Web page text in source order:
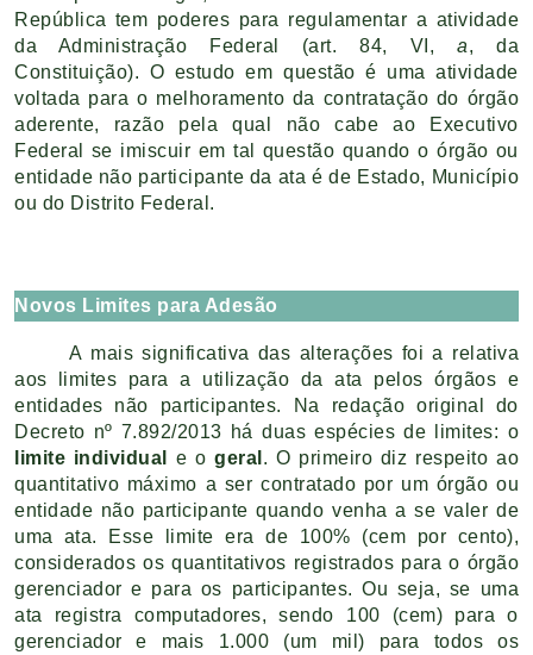
República tem poderes para regulamentar a atividade
da Administração Federal (art. 84, VI,a, da
Constituição). O estudo em questão é uma atividade
voltada para o melhoramento da contratação do órgão
aderente, razão pela qual não cabe ao Executivo
Federal se imiscuir em tal questão quando o órgão ou
entidade não participante da ata é de Estado, Município
ou do Distrito Federal.
Novos Limites para Adesão
A mais significativa das alterações foi a relativa
aos limites para a utilização da ata pelos órgãos e
entidades não participantes. Na redação original do
Decreto nº 7.892/2013 há duas espécies de limites: o
limite individual
e ogeral . O primeiro diz respeito ao
quantitativo máximo a ser contratado por um órgão ou
entidade não participante quando venha a se valer de
uma ata. Esse limite era de 100% (cem por cento),
considerados os quantitativos registrados para o órgão
gerenciador e para os participantes. Ou seja, se uma
ata registra computadores, sendo 100 (cem) para o
gerenciador e mais 1.000 (um mil) para todos os